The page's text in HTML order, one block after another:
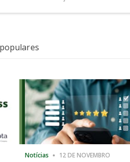
Notícias 12 DE NOVEMBRO